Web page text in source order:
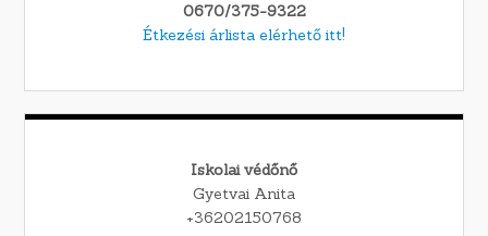
0670/375-9322
Étkezési árlista elérhető itt!
Iskolai védőnő
Gyetvai Anita
+36202150768